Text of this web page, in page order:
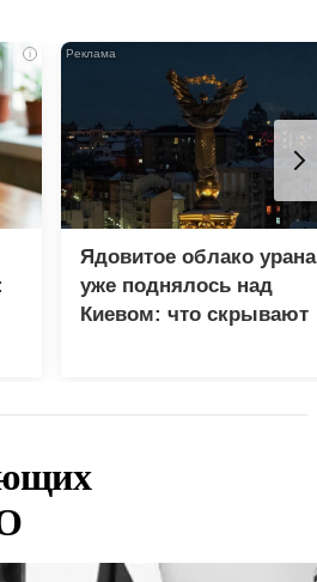
i
Ядовитое облако урана
уже поднялось над
Киевом: что скрывают